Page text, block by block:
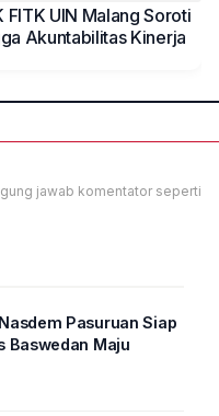
FITK UIN Malang Soroti
Akuntabilitas Kinerja
jawab komentator seperti
Pasuruan Siap
Baswedan Maju